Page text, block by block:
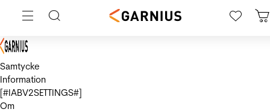
Samtycke
Information
[#IABV2SETTINGS#]
Om